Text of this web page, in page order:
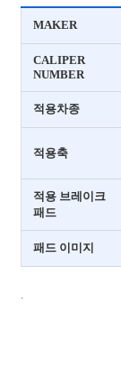
MAKER
CALIPER
NUMBER
적용차종
적용축
적용 브레이크
패드
패드 이미지
.